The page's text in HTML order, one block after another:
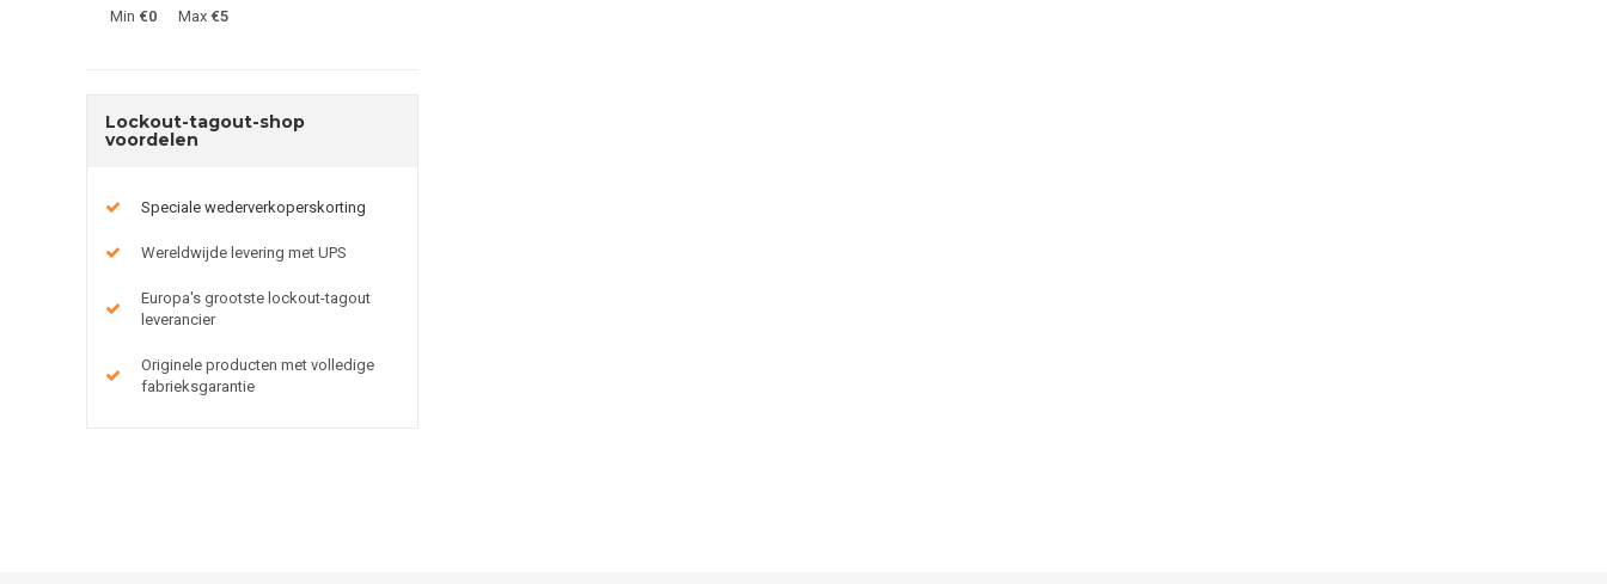
Min €0 Max €5
Lockout-tagout-shop
voordelen
Speciale wederverkoperskorting
Wereldwijde levering met UPS
Europa's grootste lockout-tagout
leverancier
Originele producten met volledige
fabrieksgarantie